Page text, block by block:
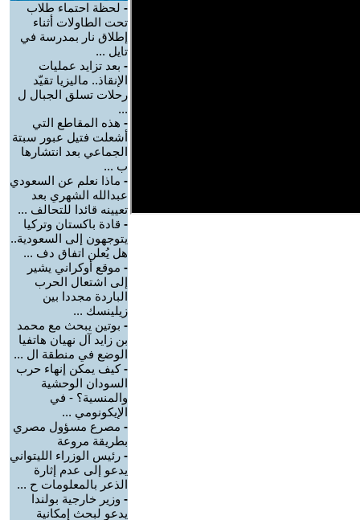
- لحظة احتماء طلاب
تحت الطاولات أثناء
إطلاق نار بمدرسة في
تايل ...
- بعد تزايد عمليات
الإنقاذ.. ماليزيا تقيّد
رحلات تسلق الجبال ل
...
- هذه المقاطع التي
أشعلت فتيل عبور سبتة
الجماعي بعد انتشارها
ب ...
- ماذا نعلم عن السعودي
عبدالله الشهري بعد
تعيينه قائدا للتحالف ...
- قادة باكستان وتركيا
يتوجهون إلى السعودية..
هل يُعلن اتفاق دف ...
- موقع أوكراني يشير
إلى اشتعال الحرب
الباردة مجددا بين
زيلينسك ...
- بوتين يبحث مع محمد
بن زايد آل نهيان هاتفيا
الوضع في منطقة ال ...
-كيف يمكن إنهاء حرب
السودان الوحشية
والمنسية؟ - في
الإيكونومي ...
- مصرع مسؤول مصري
بطريقة مروعة
- رئيس الوزراء الليتواني
يدعو إلى عدم إثارة
الذعر بالمعلومات ح ...
- وزير خارجية بولندا
يدعو لبحث إمكانية